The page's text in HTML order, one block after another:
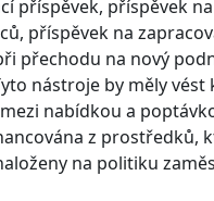
příspěvek, příspěvek
příspěvek na
přechodu na nový
nástroje by měly vést
nabídkou a
z prostředků,
na politiku